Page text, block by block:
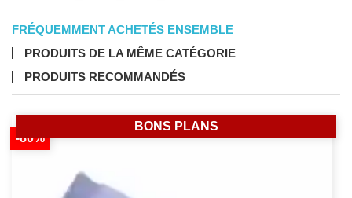
FRÉQUEMMENT ACHETÉS ENSEMBLE
PRODUITS DE LA MÊME CATÉGORIE
PRODUITS RECOMMANDÉS
-80%
BONS PLANS